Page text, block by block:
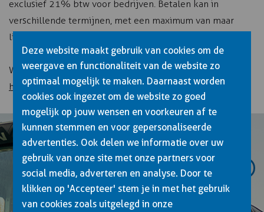
exclusief 21% btw voor bedrijven. Betalen kan in
verschillende termijnen, met een maximum van maar
liefst 24 termijnen.
We hebben ook alles beschreven in onze brochure.
hier.
Deze website maakt gebruik van cookies om de
weergave en functionaliteit van de website zo
optimaal mogelijk te maken. Daarnaast worden
cookies ook ingezet om de website zo goed
mogelijk op jouw wensen en voorkeuren af te
kunnen stemmen en voor gepersonaliseerde
advertenties. Ook delen we informatie over uw
gebruik van onze site met onze partners voor
social media, adverteren en analyse. Door te
klikken op 'Accepteer' stem je in met het gebruik
van cookies zoals uitgelegd in onze